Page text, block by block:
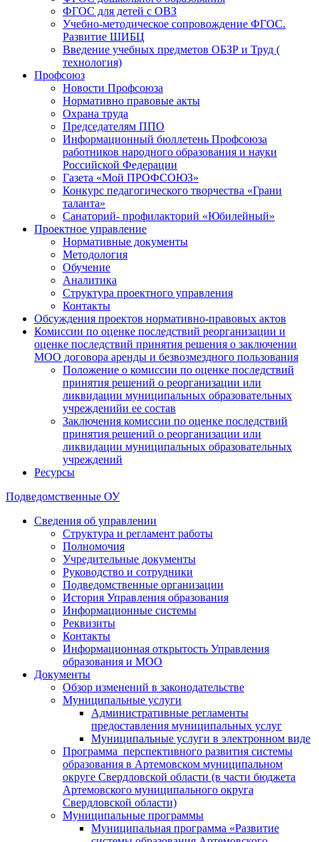
ФГОС для детей с ОВЗ
Учебно-методическое сопровождение ФГОС.
Развитие ШИБЦ
Введение учебных предметов ОБЗР и Труд (
технология)
Профсоюз
Новости Профсоюза
Нормативно правовые акты
Охрана труда
Председателям ППО
Информационный бюллетень Профсоюза
работников народного образования и науки
Российской Федерации
Газета «Мой ПРОФСОЮЗ»
Конкурс педагогического творчества «Грани
таланта»
Санаторий- профилакторий «Юбилейный»
Проектное управление
Нормативные документы
Методология
Обучение
Аналитика
Структура проектного управления
Контакты
Обсуждения проектов нормативно-правовых актов
Комиссии по оценке последствий реорганизации и
оценке последствий принятия решения о заключении
МОО договора аренды и безвозмездного пользования
Положение о комиссии по оценке последствий
принятия решений о реорганизации или
ликвидации муниципальных образовательных
учрежденийи ее состав
Заключения комиссии по оценке последствий
принятия решений о реорганизации или
ликвидации муниципальных образовательных
учреждений
Ресурсы
Подведомственные ОУ
Сведения об управлении
Структура и регламент работы
Полномочия
Учредительные документы
Руководство и сотрудники
Подведомственные организации
История Управления образования
Информационные системы
Реквизиты
Контакты
Информационная открытость Управления
образования и МОО
Документы
Обзор изменений в законодательстве
Муниципальные услуги
Административные регламенты
предоставления муниципальных услуг
Муниципальные услуги в электронном виде
Программа перспективного развития системы
образования в Артемовском муниципальном
округе Свердловской области (в части бюджета
Артемовского муниципального округа
Свердловской области)
Муниципальные программы
Муниципальная программа «Развитие